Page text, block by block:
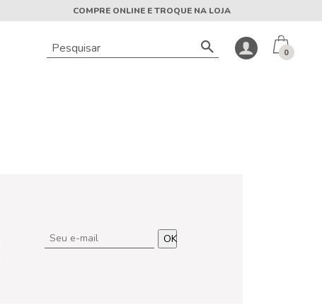
COMPRE ONLINE E TROQUE NA LOJA
0
OK